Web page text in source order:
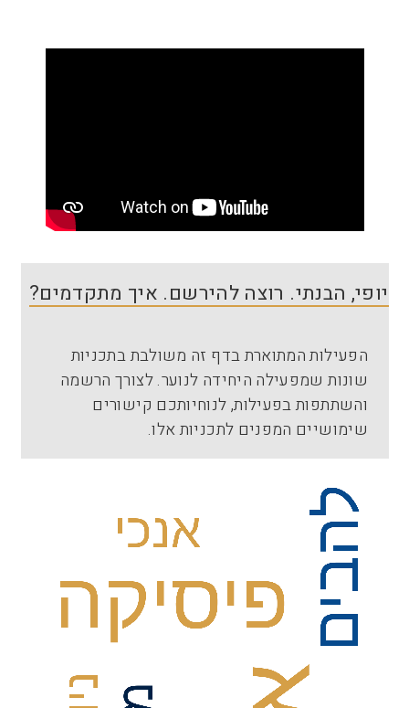
יופי, הבנתי. רוצה להירשם. איך מתקדמים?
הפעילות המתוארת בדף זה משולבת בתכניות
שונות שמפעילה היחידה לנוער. לצורך הרשמה
והשתתפות בפעילות, לנוחיותכם קישורים
שימושיים המפנים לתכניות אלו.